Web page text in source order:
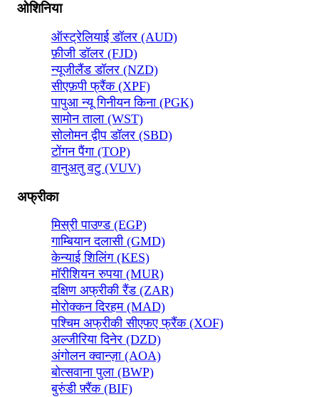
ओशिनिया
ऑस्ट्रेलियाई डॉलर (AUD)
फ़ीजी डॉलर (FJD)
न्यूजीलैंड डॉलर (NZD)
सीएफ़पी फ्रैंक (XPF)
पापुआ न्यू गिनीयन किना (PGK)
सामोन ताला (WST)
सोलोमन द्वीप डॉलर (SBD)
टोंगन पैंगा (TOP)
वानुअतु वटु (VUV)
अफ्रीका
मिस्री पाउण्ड (EGP)
गाम्बियान दलासी (GMD)
केन्याई शिलिंग (KES)
मॉरीशियन रुपया (MUR)
दक्षिण अफ्रीकी रैंड (ZAR)
मोरोक्कन दिरहम (MAD)
पश्चिम अफ्रीकी सीएफए फ्रैंक (XOF)
अल्जीरिया दिनेर (DZD)
अंगोलन क्वान्ज़ा (AOA)
बोत्सवाना पुला (BWP)
बुरुंडी फ़्रैंक (BIF)